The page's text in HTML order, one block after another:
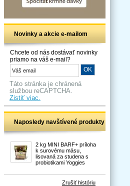
Novinky a akcie e-mailom
Chcete od nás dostávať novinky
priamo na váš e-mail?
Táto stránka je chránená
službou reCAPTCHA.
Zistiť viac.
Naposledy navštívené produkty
2 kg MINI BARF+ príloha
k surovému mäsu,
lisovaná za studena s
probiotikami Yoggies
Zrušiť históriu